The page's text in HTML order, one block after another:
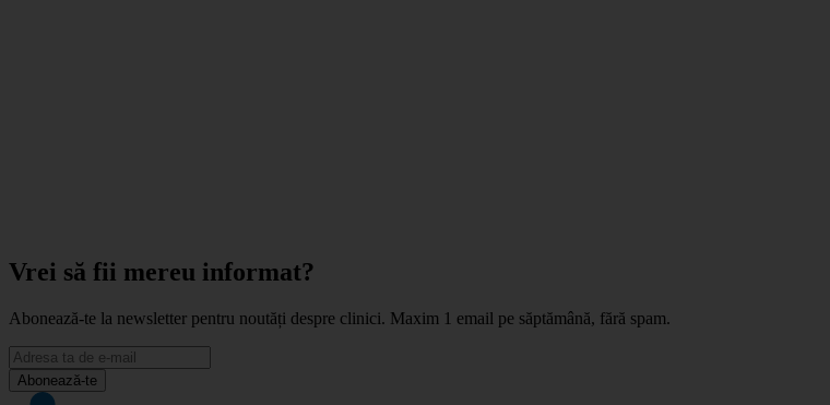
Vrei să fii mereu informat?
Abonează-te la newsletter pentru noutăți despre clinici. Maxim 1 email pe săptămână, fără spam.
Abonează-te